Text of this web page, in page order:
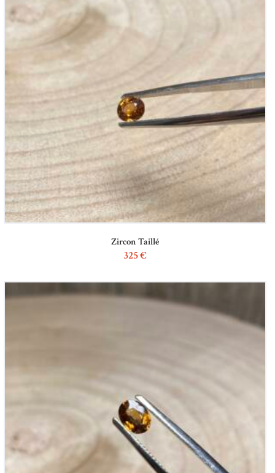
Zircon Taillé
325€